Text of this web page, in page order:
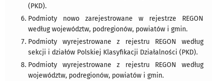
(PKD).
Podmioty nowo zarejestrowane w rejestrze REGON
według województw, podregionów, powiatów i gmin.
Podmioty wyrejestrowane z rejestru REGON według
sekcji i działów Polskiej Klasyfikacji Działalności (PKD).
Podmioty wyrejestrowane z rejestru REGON według
województw, podregionów, powiatów i gmin.